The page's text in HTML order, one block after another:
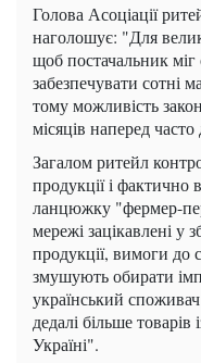
Голова Асоціації
наголошує: "Для
щоб постачальник міг
забезпечувати сотні
тому можливість
місяців наперед
Загалом ритейл
продукції і
ланцюжку "фермер-
мережі зацікавлені у
продукції, вимоги до
змушують обирати
український
дедалі більше
Україні".